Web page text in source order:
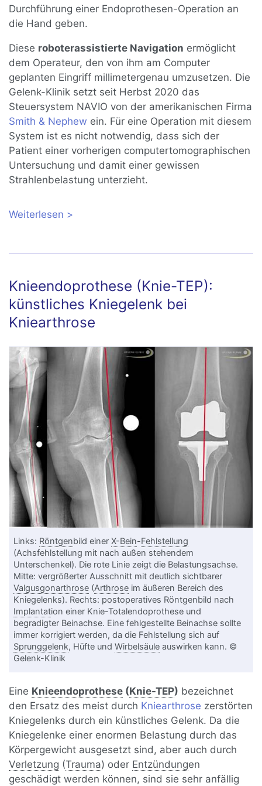
Durchführung einer Endoprothesen-Operation an
die Hand geben.
Diese roboterassistierte Navigation ermöglicht
dem Operateur, den von ihm am Computer
geplanten Eingriff millimetergenau umzusetzen. Die
Gelenk-Klinik setzt seit Herbst 2020 das
Steuersystem NAVIO von der amerikanischen Firma
Smith & Nephew ein. Für eine Operation mit diesem
System ist es nicht notwendig, dass sich der
Patient einer vorherigen computertomographischen
Untersuchung und damit einer gewissen
Strahlenbelastung unterzieht.
Weiterlesen über Roboterassistenz bei
Knieendoprothese (Knie-TEP):
künstliches Kniegelenk bei
Kniearthrose
Links: Röntgenbild einerX-Bein-Fehlstellung
(Achsfehlstellung mit nach außen stehendem
Unterschenkel). Die rote Linie zeigt die Belastungsachse.
Mitte: vergrößerter Ausschnitt mit deutlich sichtbarer
Valgusgonarthrose (Arthrose im äußeren Bereich des
Kniegelenks). Rechts: postoperatives Röntgenbild nach
Implantation einer Knie-Totalendoprothese und
begradigter Beinachse. Eine fehlgestellte Beinachse sollte
immer korrigiert werden, da die Fehlstellung sich auf
Sprunggelenk, Hüfte undWirbelsäule auswirken kann. ©
Gelenk-Klinik
Eine Knieendoprothese (Knie-TEP) bezeichnet
den Ersatz des meist durch Kniearthrose zerstörten
Kniegelenks durch ein künstliches Gelenk. Da die
Kniegelenke einer enormen Belastung durch das
Körpergewicht ausgesetzt sind, aber auch durch
Verletzung (Trauma) oder Entzündungen
geschädigt werden können, sind sie sehr anfällig